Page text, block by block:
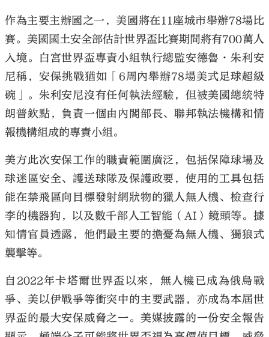
作為主要主辦國之一，美國將在11座城市舉辦78場比
賽。美國國土安全部估計世界盃比賽期間將有700萬人
入境。白宮世界盃專責小組執行總監安德魯·朱利安
尼稱，安保挑戰猶如「6周內舉辦78場美式足球超級
碗」。朱利安尼沒有任何執法經驗，但被美國總統特
朗普欽點，負責一個由內閣部長、聯邦執法機構和情
報機構組成的專責小組。
美方此次安保工作的職責範圍廣泛，包括保障球場及
球迷區安全、護送球隊及保護政要，使用的工具包括
能在禁飛區向目標發射網狀物的獵人無人機、檢查行
李的機器狗，以及數千部人工智能（AI）鏡頭等。據
知情官員透露，他們最主要的擔憂為無人機、獨狼式
襲擊等。
自2022年卡塔爾世界盃以來，無人機已成為俄烏戰
爭、美以伊戰爭等衝突中的主要武器，亦成為本屆世
界盃的最大安保威脅之一。美媒披露的一份安全報告